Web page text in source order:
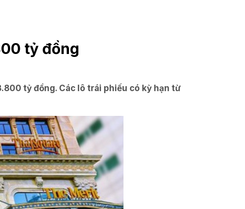
tỷ đồng
tỷ đồng. Các lô trái phiếu có kỳ hạn từ